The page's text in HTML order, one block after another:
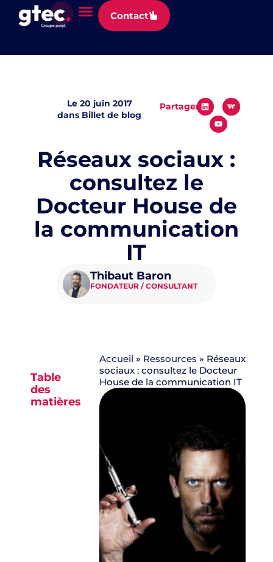
Panneau de gestion des cookies
Contact
Le 20 juin 2017
dans Billet de blog
Partager
Réseaux sociaux :
consultez le
Docteur House de
la communication
IT
Thibaut Baron
FONDATEUR / CONSULTANT
Table
des
matières
Accueil » Ressources » Réseaux
sociaux : consultez le Docteur
House de la communication IT